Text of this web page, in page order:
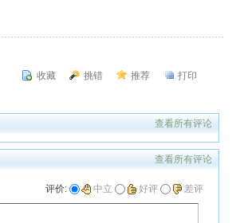
收藏 挑错 推荐 打印
查看所有评论
查看所有评论
评价: 中立 好评 差评